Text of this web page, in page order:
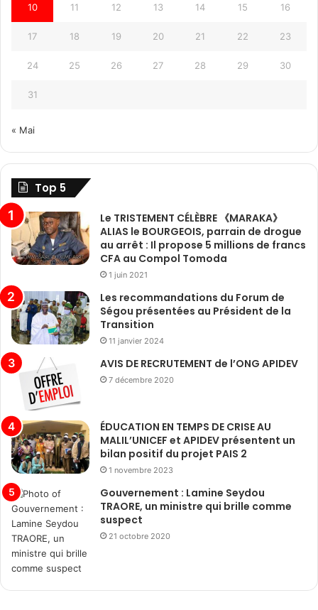
10 11 12 13 14 15 16
17 18 19 20 21 22 23
24 25 26 27 28 29 30
31
« Mai
Top 5
Le TRISTEMENT CÉLÈBRE 《MARAKA》
ALIAS le BOURGEOIS, parrain de drogue
au arrêt : Il propose 5 millions de francs
CFA au Compol Tomoda
1 juin 2021
Les recommandations du Forum de
Ségou présentées au Président de la
Transition
11 janvier 2024
AVIS DE RECRUTEMENT de l’ONG APIDEV
7 décembre 2020
ÉDUCATION EN TEMPS DE CRISE AU
MALIL’UNICEF et APIDEV présentent un
bilan positif du projet PAIS 2
1 novembre 2023
Gouvernement : Lamine Seydou
TRAORE, un ministre qui brille comme
suspect
21 octobre 2020